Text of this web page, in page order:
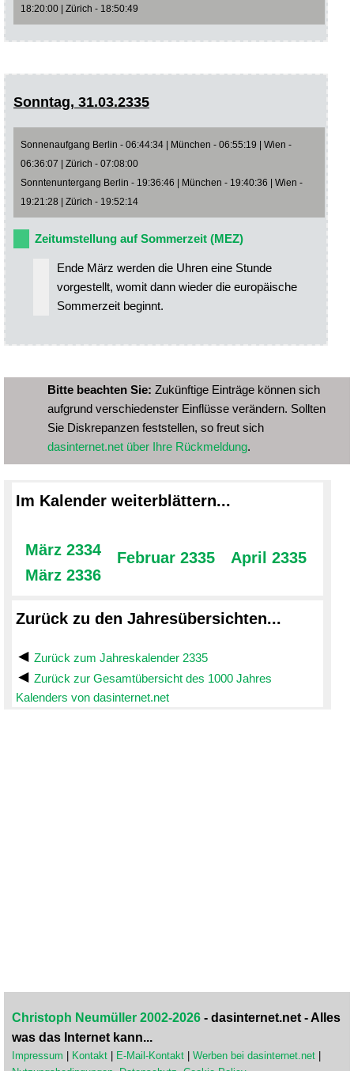
18:20:00 | Zürich - 18:50:49
Sonntag, 31.03.2335
Sonnenaufgang Berlin - 06:44:34 | München - 06:55:19 | Wien -
06:36:07 | Zürich - 07:08:00
Sonntenuntergang Berlin - 19:36:46 | München - 19:40:36 | Wien -
19:21:28 | Zürich - 19:52:14
Zeitumstellung auf Sommerzeit (MEZ)
Ende März werden die Uhren eine Stunde
vorgestellt, womit dann wieder die europäische
Sommerzeit beginnt.
Bitte beachten Sie: Zukünftige Einträge können sich
aufgrund verschiedenster Einflüsse verändern. Sollten
Sie Diskrepanzen feststellen, so freut sich
dasinternet.net über Ihre Rückmeldung.
Im Kalender weiterblättern...
März 2334
März 2336
Februar 2335 April 2335
Zurück zu den Jahresübersichten...
Zurück zum Jahreskalender 2335
Zurück zur Gesamtübersicht des 1000 Jahres
Kalenders von dasinternet.net
Christoph Neumüller 2002-2026 - dasinternet.net - Alles
was das Internet kann...
Impressum | Kontakt | E-Mail-Kontakt | Werben bei dasinternet.net |